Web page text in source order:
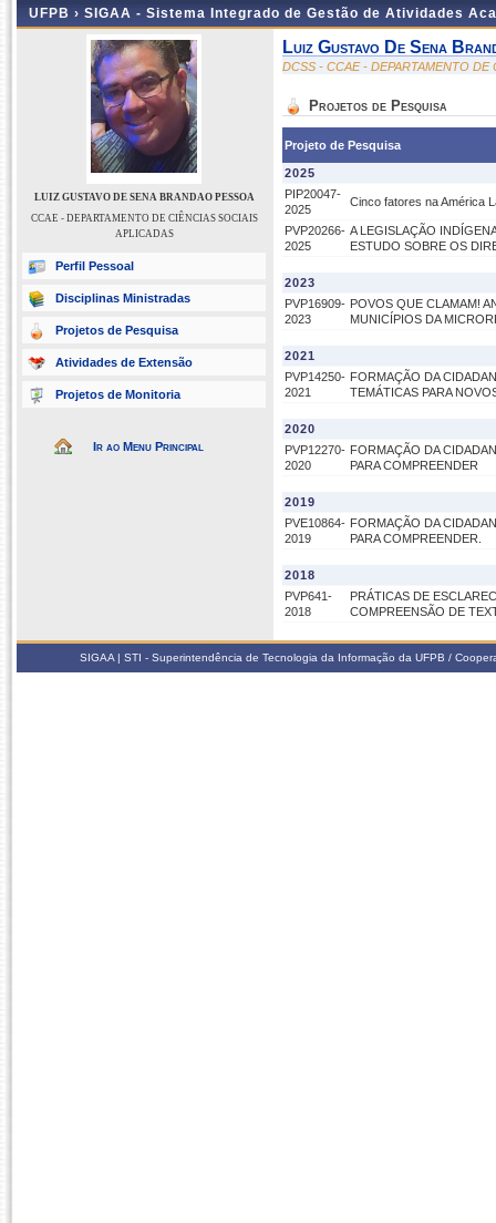
UFPB › SIGAA - Sistema Integrado de Gestão de Atividades
LUIZ GUSTAVO DE SENA BRANDAO PESSOA
CCAE - DEPARTAMENTO DE CIÊNCIAS SOCIAIS
APLICADAS
Perfil Pessoal
Disciplinas Ministradas
Projetos de Pesquisa
Atividades de Extensão
Projetos de Monitoria
Ir ao Menu Principal
Luiz Gustavo De Sena
DCSS - CCAE - DEPARTAMENTO DE
Projetos de Pesquisa
Projeto de Pesquisa
2025
PIP20047-
2025
Cinco fatores na América
PVP20266-
2025
A LEGISLAÇÃO
ESTUDO SOBRE OS
2023
PVP16909-
2023
POVOS QUE CLAMAM!
MUNICÍPIOS DA
2021
PVP14250-
2021
FORMAÇÃO DA
TEMÁTICAS PARA
2020
PVP12270-
2020
FORMAÇÃO DA
PARA COMPREENDER
2019
PVE10864-
2019
FORMAÇÃO DA
PARA COMPREENDER.
2018
PVP641-
2018
PRÁTICAS DE
COMPREENSÃO DE
SIGAA | STI - Superintendência de Tecnologia da Informação da UFPB /